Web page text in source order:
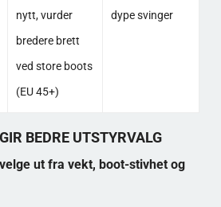
nytt, vurder
bredere brett
ved store boots
(EU 45+)
dype svinger
BEDRE UTSTYRVALG
ut fra vekt, boot-stivhet og